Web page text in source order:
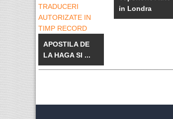
APOSTILA DE
LA HAGA SI ...
in Londra